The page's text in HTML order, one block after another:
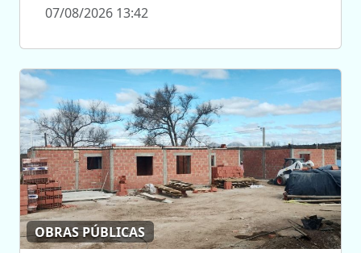
07/08/2026 13:42
OBRAS PÚBLICAS